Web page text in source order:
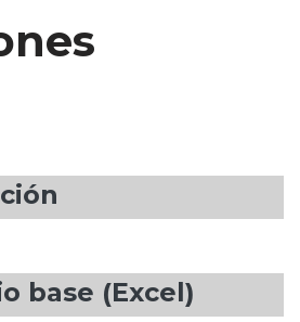
base (Excel)